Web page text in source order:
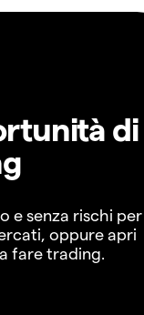
di
e senza rischi per
oppure apri
fare trading.